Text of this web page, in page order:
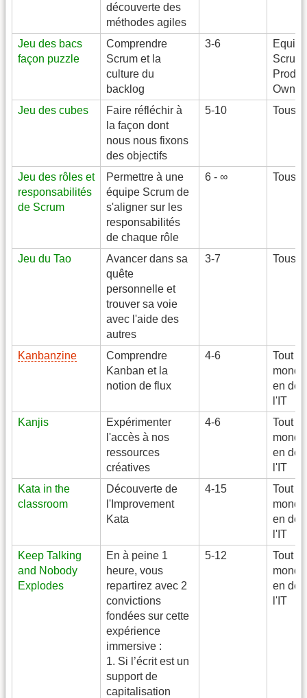
découverte des
méthodes agiles
Jeu des bacs
façon puzzle
Comprendre
Scrum et la
culture du
backlog
3-6
Equipe
Scrum,
Owner
Jeu des cubes
Faire réfléchir à
la façon dont
nous nous fixons
des objectifs
5-10 Tous
Jeu des rôles et
responsabilités
de Scrum
Permettre à une
équipe Scrum de
s'aligner sur les
responsabilités
de chaque rôle
6 - ∞ Tous
Jeu du Tao
Avancer dans sa
quête
personnelle et
trouver sa voie
avec l'aide des
autres
3-7 Tous
Kanbanzine
Comprendre
Kanban et la
notion de flux
4-6
Tout le
en
l'IT
Kanjis
Expérimenter
l'accès à nos
ressources
créatives
4-6
Tout le
en
l'IT
Kata in the
classroom
Découverte de
l'Improvement
Kata
4-15
Tout le
en
l'IT
Keep Talking
and Nobody
Explodes
En à peine 1
heure, vous
repartirez avec 2
convictions
fondées sur cette
expérience
immersive :
1. Si l’écrit est un
support de
capitalisation
5-12
Tout le
en
l'IT